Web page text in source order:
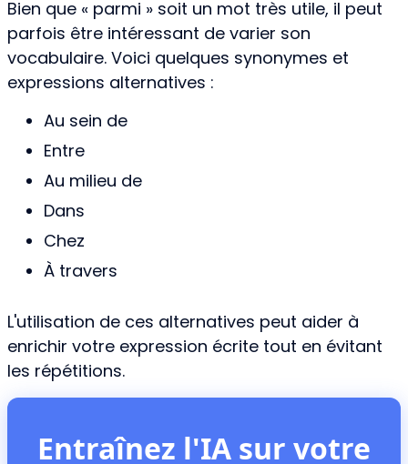
Bien que « parmi » soit un mot très utile, il peut
parfois être intéressant de varier son
vocabulaire. Voici quelques synonymes et
expressions alternatives :
Au sein de
Entre
Au milieu de
Dans
Chez
À travers
L'utilisation de ces alternatives peut aider à
enrichir votre expression écrite tout en évitant
les répétitions.
Entraînez l'IA sur votre